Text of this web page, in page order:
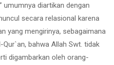
” umumnya diartikan dengan
secara relasional karena
yang mengirinya, sebagaimana
bahwa Allah Swt. tidak
digambarkan oleh orang-